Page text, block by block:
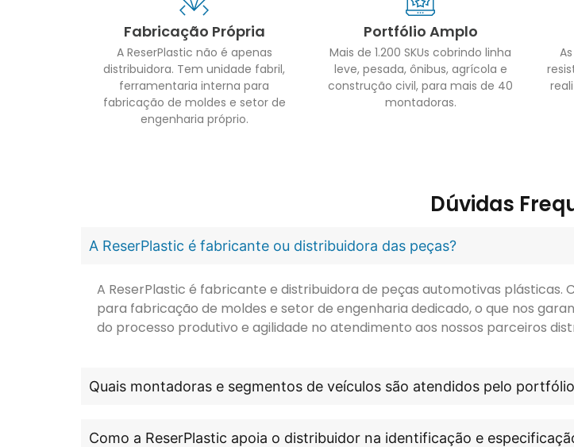
Fabricação Própria
A ReserPlastic não é apenas
distribuidora. Tem unidade fabril,
ferramentaria interna para
fabricação de moldes e setor de
engenharia próprio.
Portfólio Amplo
Mais de 1.200 SKUs cobrindo linha
leve, pesada, ônibus, agrícola e
construção civil, para mais de 40
montadoras.
Dúvidas
A ReserPlastic é fabricante ou distribuidora das peças?
A ReserPlastic é fabricante e distribuidora de peças automotivas
para fabricação de moldes e setor de engenharia dedicado, o que nos
do processo produtivo e agilidade no atendimento aos nossos parceiros
Quais montadoras e segmentos de veículos são atendidos pelo
Como a ReserPlastic apoia o distribuidor na identificação e